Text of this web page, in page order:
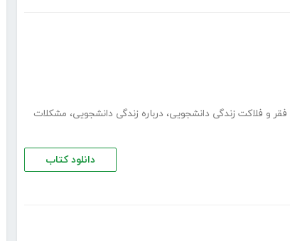
فقر و فلاکت زندگی دانشجویی، درباره زندگی دانشجویی، مشکلات
دانلود کتاب